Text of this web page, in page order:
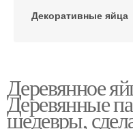
Декоративные яйца
Деревянные яйца
Деревянное
Деревянные
шедевры,